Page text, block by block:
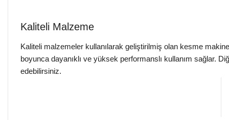
Kaliteli Malzeme
Kaliteli malzemeler kullanılarak geliştirilmiş olan kesme
boyunca dayanıklı ve yüksek performanslı kullanım sağlar.
edebilirsiniz.